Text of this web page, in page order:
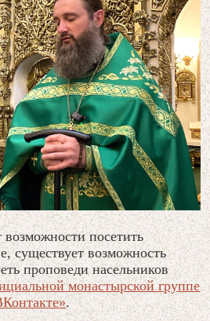
посетить
существует возможность
проповеди насельников
монастырской группе
.